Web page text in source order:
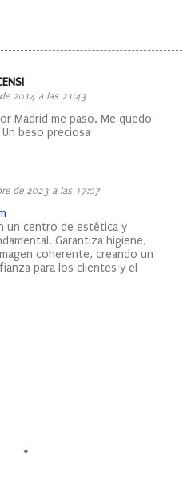
2014 a las 21:43
Madrid me paso. Me quedo
beso preciosa
de 2023 a las 17:07
un centro de estética y
Garantiza higiene,
coherente, creando un
para los clientes y el